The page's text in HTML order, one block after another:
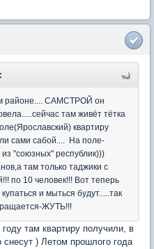
районе.... САМСТРОЙ он
там живёт тётка
квартиру
сами сабой.... На поле-
"союзных" республик)))
там только таджики с
по 10 человек!!! Вот теперь
и мыться будут.....так
ЖУТЬ!!!
там квартиру получили, в
) Летом прошлого года